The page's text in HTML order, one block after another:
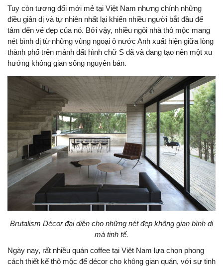
Tuy còn tương đối mới mẻ tại Việt Nam nhưng chính những
điều giản dị và tự nhiên nhất lại khiến nhiều người bắt đầu để
tâm đến vẻ đẹp của nó. Bởi vậy, nhiều ngôi nhà thô mộc mang
nét bình dị từ những vùng ngoại ô nước Anh xuất hiện giữa lòng
thành phố trên mảnh đất hình chữ S đã và đang tạo nên một xu
hướng không gian sống nguyên bản.
Brutalism Décor đại diện cho những nét đẹp không gian bình dị
mà tinh tế.
Ngày nay, rất nhiều quán coffee tại Việt Nam lựa chọn phong
cách thiết kế thô mộc để décor cho không gian quán, với sự tinh